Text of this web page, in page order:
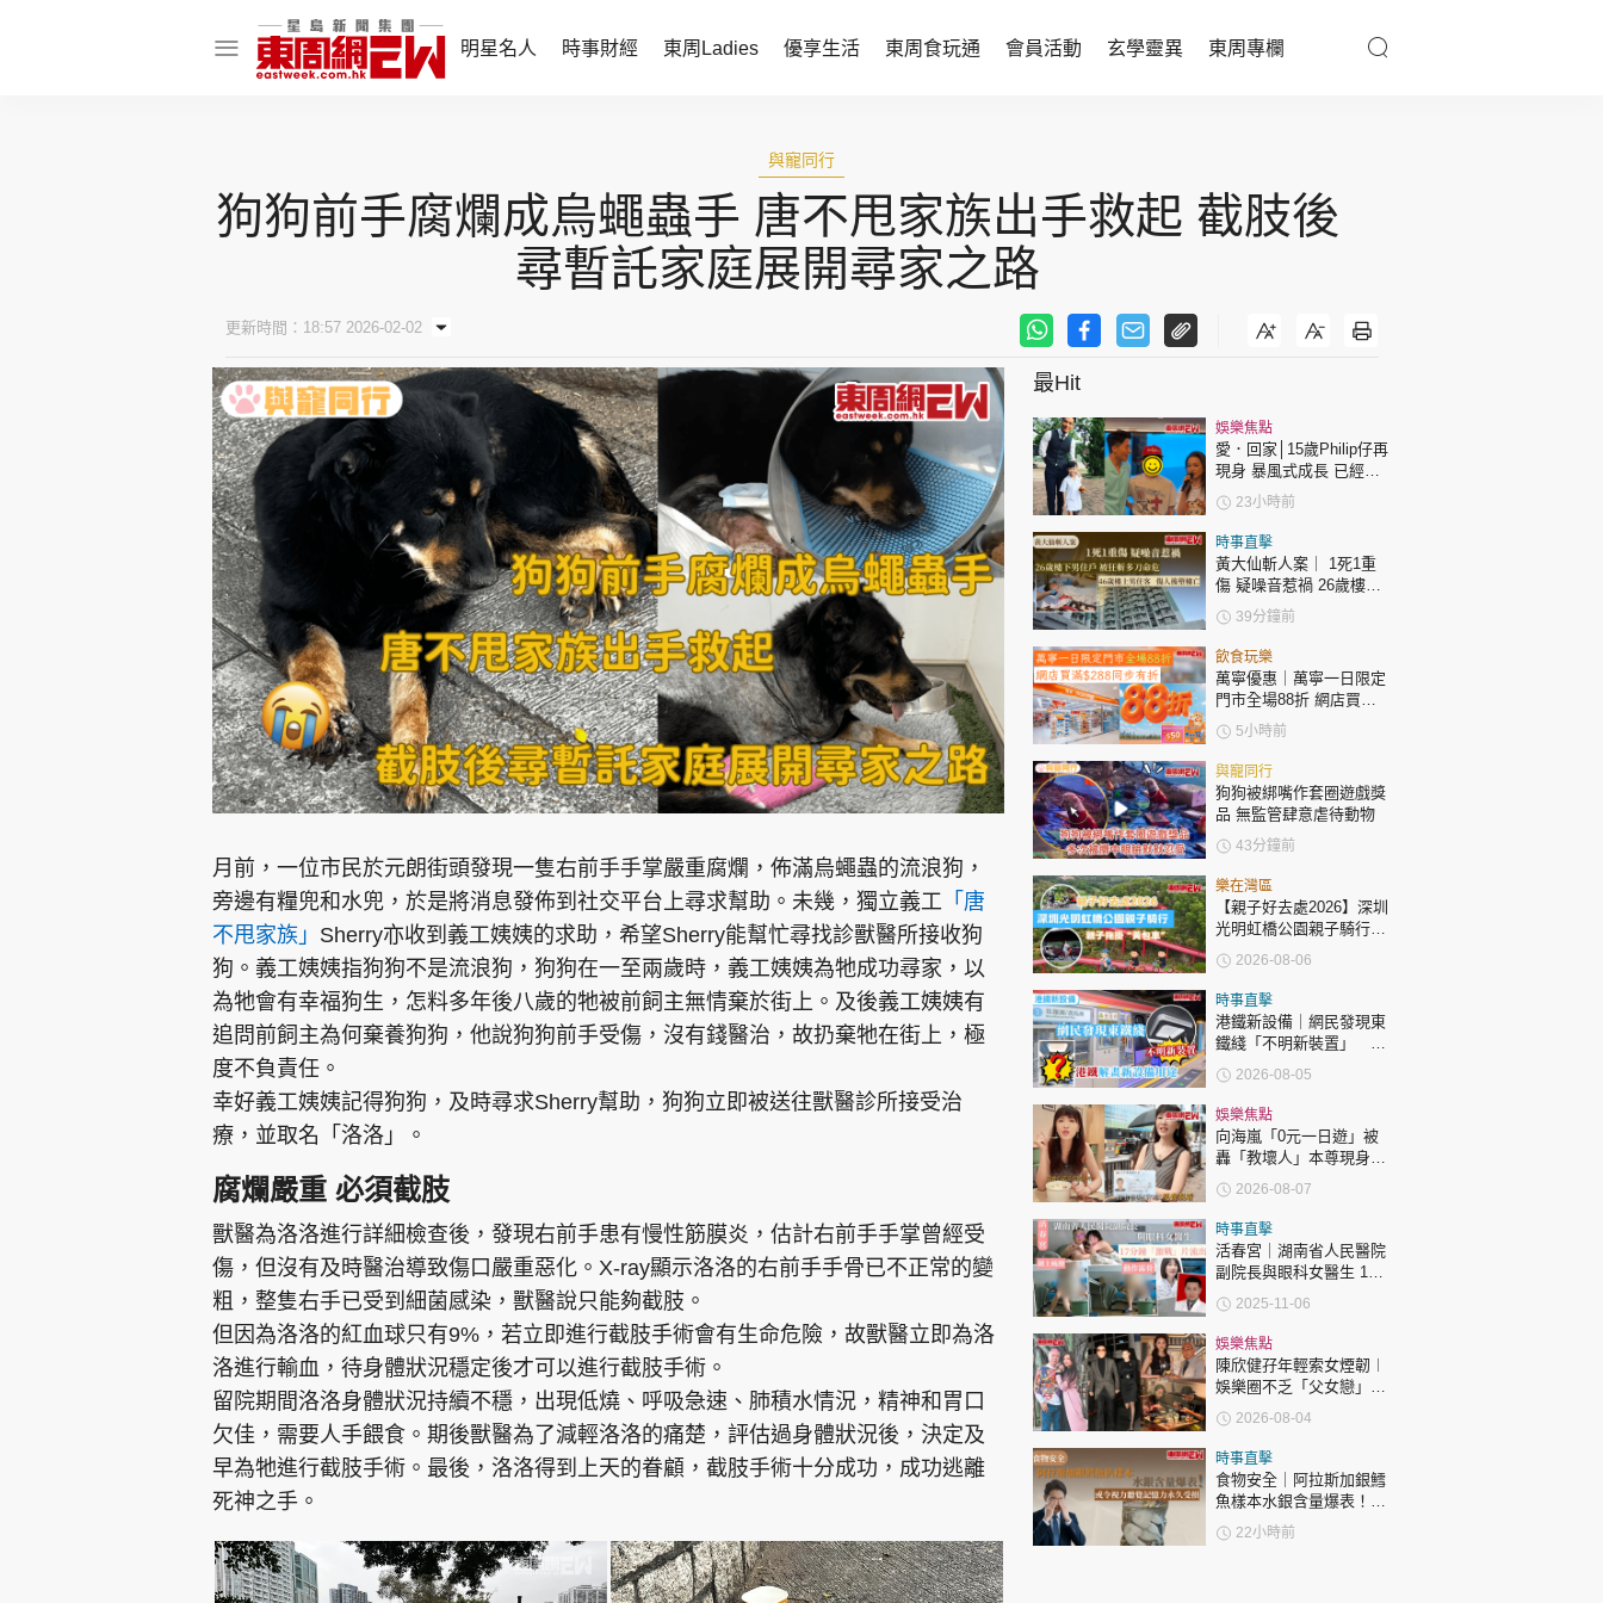
明星名人 時事財經 東周Ladies 優享生活 東周食玩通 會員活動 玄學靈異 東周專欄
話題人物 財經智庫
焦點人物
時尚生活
健康醫美
親子天地
東周食玩通
樂在灣區
飲食玩樂
會員活動
東周JETSO
玄學靈異
東勝運程
智富天下 李居明
神機妙算 李丞責
緣來有理 麥玲玲
鬼靈精怪 威師兄
娛樂名人
文化藝術
時政財經
健康生活
飲食旅遊
集團旗下品牌
東周刊 cazbuyer 東Touch PCM 電腦廣場 星島頭條 星島日報 頭條日報 星島環球 The Standard 親子王
Oh!爸媽 JobMarket 頭條搵工 EDUPLUS
關於我們 聯絡我們 隱私政策聲明 使用條款 版權及免責聲明 Copyright © 東周網 版權所有 . 不得轉載 ©Eastweek.com.hk. All rights reserved.
與寵同行
狗狗前手腐爛成烏蠅蟲手 唐不甩家族出手救起 截肢後
尋暫託家庭展開尋家之路
更新時間：18:57 2026-02-02
月前，一位市民於元朗街頭發現一隻右前手手掌嚴重腐爛，佈滿烏蠅蟲的流浪狗，
旁邊有糧兜和水兜，於是將消息發佈到社交平台上尋求幫助。未幾，獨立義工 「唐
不甩家族」 Sherry亦收到義工姨姨的求助，希望Sherry能幫忙尋找診獸醫所接收狗
狗。義工姨姨指狗狗不是流浪狗，狗狗在一至兩歲時，義工姨姨為牠成功尋家，以
為牠會有幸福狗生，怎料多年後八歲的牠被前飼主無情棄於街上。及後義工姨姨有
追問前飼主為何棄養狗狗，他說狗狗前手受傷，沒有錢醫治，故扔棄牠在街上，極
度不負責任。
幸好義工姨姨記得狗狗，及時尋求Sherry幫助，狗狗立即被送往獸醫診所接受治
療，並取名「洛洛」。
腐爛嚴重 必須截肢
獸醫為洛洛進行詳細檢查後，發現右前手患有慢性筋膜炎，估計右前手手掌曾經受
傷，但沒有及時醫治導致傷口嚴重惡化。X-ray顯示洛洛的右前手手骨已不正常的變
粗，整隻右手已受到細菌感染，獸醫說只能夠截肢。
但因為洛洛的紅血球只有9%，若立即進行截肢手術會有生命危險，故獸醫立即為洛
洛進行輸血，待身體狀況穩定後才可以進行截肢手術。
留院期間洛洛身體狀況持續不穩，出現低燒、呼吸急速、肺積水情況，精神和胃口
欠佳，需要人手餵食。期後獸醫為了減輕洛洛的痛楚，評估過身體狀況後，決定及
早為牠進行截肢手術。最後，洛洛得到上天的眷顧，截肢手術十分成功，成功逃離
死神之手。
最Hit
娛樂焦點
愛．回家│15歲Philip仔再
現身 暴風式成長 已經高
過「三太」樊亦敏！
23小時前
時事直擊
黃大仙斬人案｜ 1死1重
傷 疑噪音惹禍 26歲樓下
男住戶 被狂斬多刀命危
46歲樓上男住客 傷人後
墮樓亡
39分鐘前
飲食玩樂
萬寧優惠｜萬寧一日限定
門市全場88折 網店買滿
$288同步有折
5小時前
與寵同行
狗狗被綁嘴作套圈遊戲獎
品 無監管肆意虐待動物
43分鐘前
樂在灣區
【親子好去處2026】深圳
光明虹橋公園親子騎行：
「電助力黃包車」2小時
環湖
2026-08-06
時事直擊
港鐵新設備｜網民發現東
鐵綫「不明新裝置」 港
鐵解畫新設備用途
2026-08-05
娛樂焦點
向海嵐「0元一日遊」被
轟「教壞人」本尊現身回
應網民
2026-08-07
時事直擊
活春宮｜湖南省人民醫院
副院長與眼科女醫生 17
分鐘「激戰」片流出 動作
露骨 網上瘋傳
2025-11-06
娛樂焦點
陳欣健孖年輕索女煙韌︱
娛樂圈不乏「父女戀」
「爺孫戀」 年齡差距最大
達51歲 最受矚目有李龍
基謝賢
2026-08-04
時事直擊
食物安全｜阿拉斯加銀鱈
魚樣本水銀含量爆表！或
令視力聽覺記憶力永久受
損
22小時前